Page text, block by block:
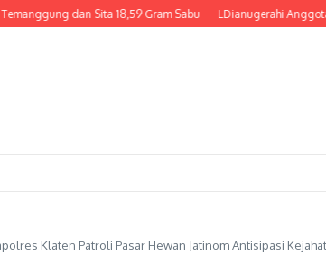
Sita 18,59 Gram Sabu LDianugerahi Anggota Kehormatan
Klaten Patroli Pasar Hewan Jatinom Antisipasi